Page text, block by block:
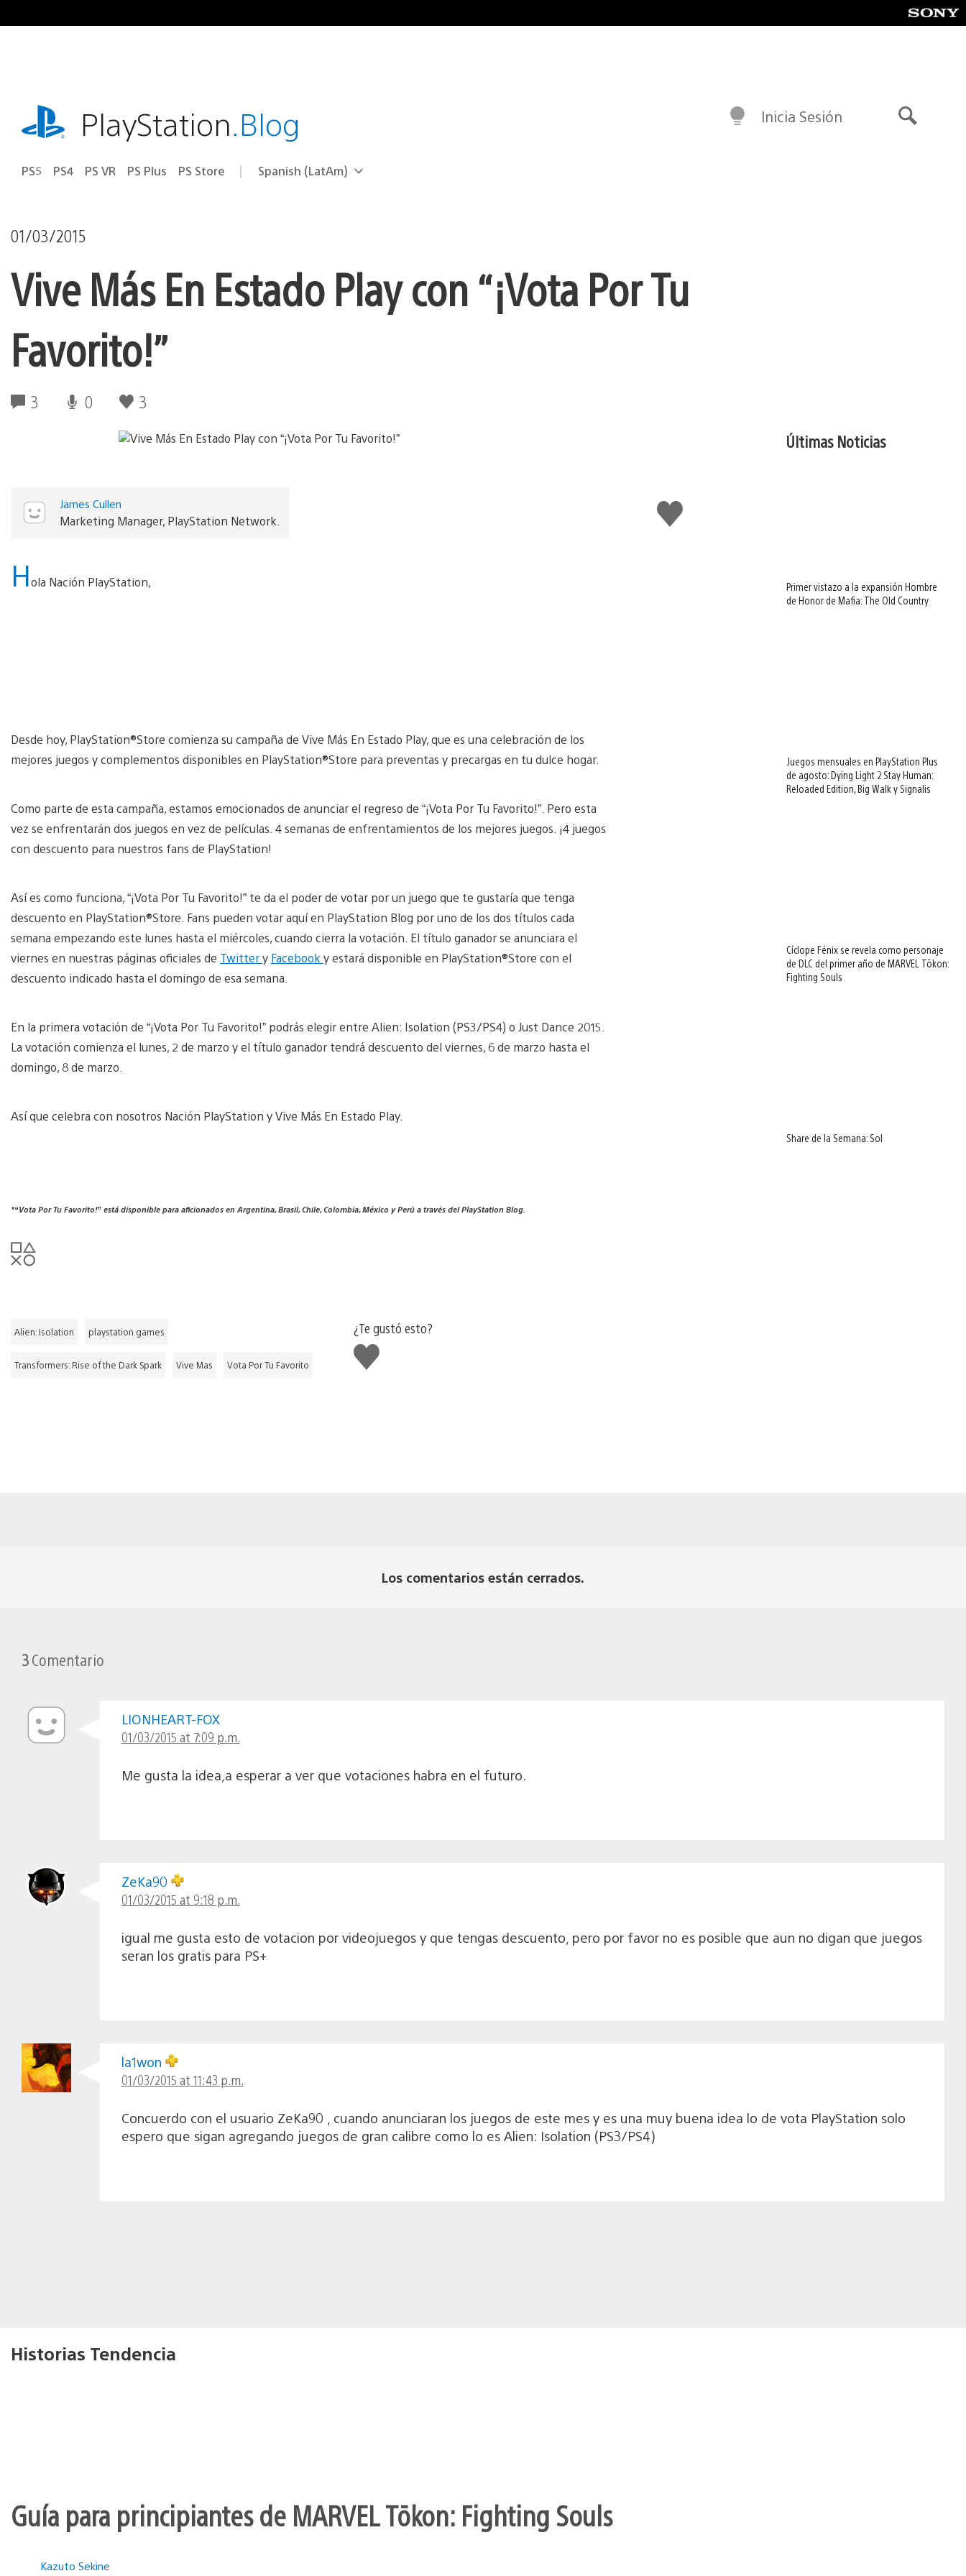
al
playstation.comPlayStation.Blog
PS5 PS4 PS VR PS Plus PS Store Elige
Región
Spanish (LatAm)
Inicia Sesión
01/03/2015
Vive Más En Estado Play con “¡Vota Por Tu
Favorito!”
3 0 3
Me
gusta
James Cullen
Marketing Manager, PlayStation Network.
Hola Nación PlayStation,
Desde hoy, PlayStation®Store comienza su campaña de Vive Más En Estado Play, que es una celebración de los
mejores juegos y complementos disponibles en PlayStation®Store para preventas y precargas en tu dulce hogar.
Como parte de esta campaña, estamos emocionados de anunciar el regreso de “¡Vota Por Tu Favorito!”. Pero esta
vez se enfrentarán dos juegos en vez de películas. 4 semanas de enfrentamientos de los mejores juegos. ¡4 juegos
con descuento para nuestros fans de PlayStation!
Así es como funciona, “¡Vota Por Tu Favorito!” te da el poder de votar por un juego que te gustaría que tenga
descuento en PlayStation®Store. Fans pueden votar aquí en PlayStation Blog por uno de los dos títulos cada
semana empezando este lunes hasta el miércoles, cuando cierra la votación. El título ganador se anunciara el
viernes en nuestras páginas oficiales de Twittery Facebook y estará disponible en PlayStation®Store con el
descuento indicado hasta el domingo de esa semana.
En la primera votación de “¡Vota Por Tu Favorito!” podrás elegir entre Alien: Isolation (PS3/PS4) o Just Dance 2015.
La votación comienza el lunes, 2 de marzo y el título ganador tendrá descuento del viernes, 6 de marzo hasta el
domingo, 8 de marzo.
Así que celebra con nosotros Nación PlayStation y Vive Más En Estado Play.
*“Vota Por Tu Favorito!” está disponible para aficionados en Argentina, Brasil, Chile, Colombia, México y Perú a través del PlayStation Blog.
Alien: Isolation playstation games
Transformers: Rise of the Dark Spark Vive Mas Vota Por Tu Favorito
¿Te gustó esto?
Me
gusta
Últimas Noticias
Primer vistazo a la expansión Hombre
de Honor de Mafia: The Old Country
Juegos mensuales en PlayStation Plus
de agosto: Dying Light 2 Stay Human:
Reloaded Edition, Big Walk y Signalis
Cíclope Fénix se revela como personaje
de DLC del primer año de MARVEL Tōkon:
Fighting Souls
Share de la Semana: Sol
Los comentarios están cerrados.
3Comentario
LIONHEART-FOX
01/03/2015 at 7:09 p.m.
Me gusta la idea,a esperar a ver que votaciones habra en el futuro.
ZeKa90
01/03/2015 at 9:18 p.m.
igual me gusta esto de votacion por videojuegos y que tengas descuento, pero por favor no es posible que aun no digan que juegos
seran los gratis para PS+
la1won
01/03/2015 at 11:43 p.m.
Concuerdo con el usuario ZeKa90 , cuando anunciaran los juegos de este mes y es una muy buena idea lo de vota PlayStation solo
espero que sigan agregando juegos de gran calibre como lo es Alien: Isolation (PS3/PS4)
Historias Tendencia
Guía para principiantes de MARVEL Tōkon: Fighting Souls
Kazuto Sekine